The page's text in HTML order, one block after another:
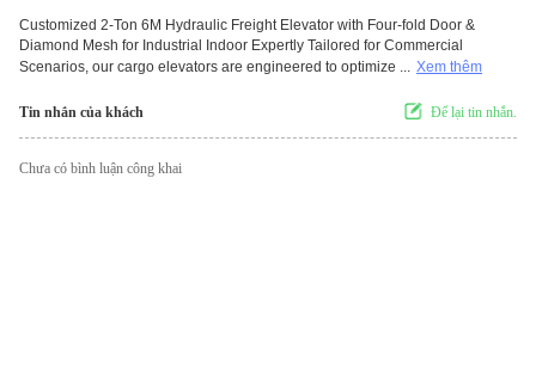
Customized 2-Ton 6M Hydraulic Freight Elevator with Four-fold Door &
Diamond Mesh for Industrial Indoor Expertly Tailored for Commercial
Scenarios, our cargo elevators are engineered to optimize ... Xem thêm
Tin nhắn của khách Để lại tin nhắn.
Chưa có bình luận công khai